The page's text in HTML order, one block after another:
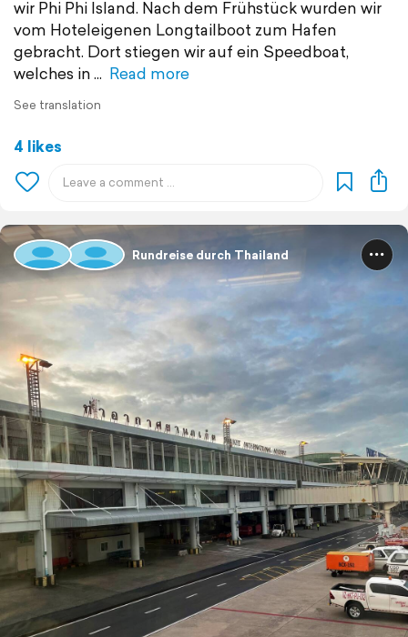
wir Phi Phi Island. Nach dem Frühstück wurden wir
vom Hoteleigenen Longtailboot zum Hafen
gebracht. Dort stiegen wir auf ein Speedboat,
welches in
Read more
See translation
4 likes
Rundreise durch Thailand